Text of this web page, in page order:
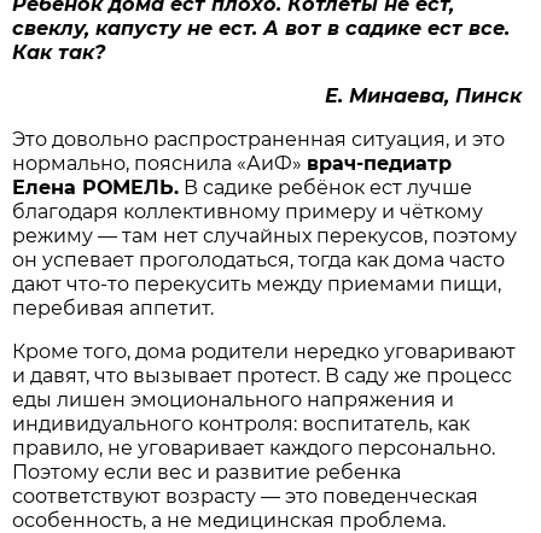
свеклу, капусту не ест. А вот в садике ест все.
Как так?
Е. Минаева, Пинск
Это довольно распространенная ситуация, и это
нормально, пояснила «АиФ» врач-педиатр
Елена РОМЕЛЬ. В садике ребёнок ест лучше
благодаря коллективному примеру и чёткому
режиму — там нет случайных перекусов, поэтому
он успевает проголодаться, тогда как дома часто
дают что-то перекусить между приемами пищи,
перебивая аппетит.
Кроме того, дома родители нередко уговаривают
и давят, что вызывает протест. В саду же процесс
еды лишен эмоционального напряжения и
индивидуального контроля: воспитатель, как
правило, не уговаривает каждого персонально.
Поэтому если вес и развитие ребенка
соответствуют возрасту — это поведенческая
особенность, а не медицинская проблема.